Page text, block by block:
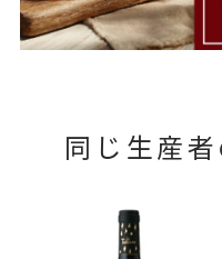
同じ生産